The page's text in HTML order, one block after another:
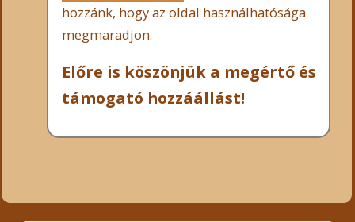
hozzánk, hogy az oldal használhatósága
megmaradjon.
Előre is köszönjük a megértő és
támogató hozzáállást!